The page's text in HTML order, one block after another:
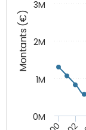
Montants (€)
0M
1M
2M
3M